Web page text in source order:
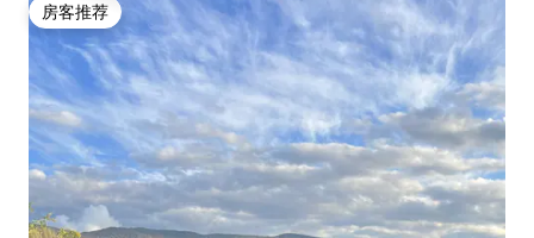
房客推荐
房客推荐